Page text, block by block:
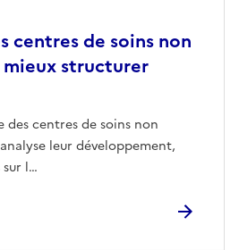
centres de soins non
mieux structurer
des centres de soins non
leur développement,
sur l…